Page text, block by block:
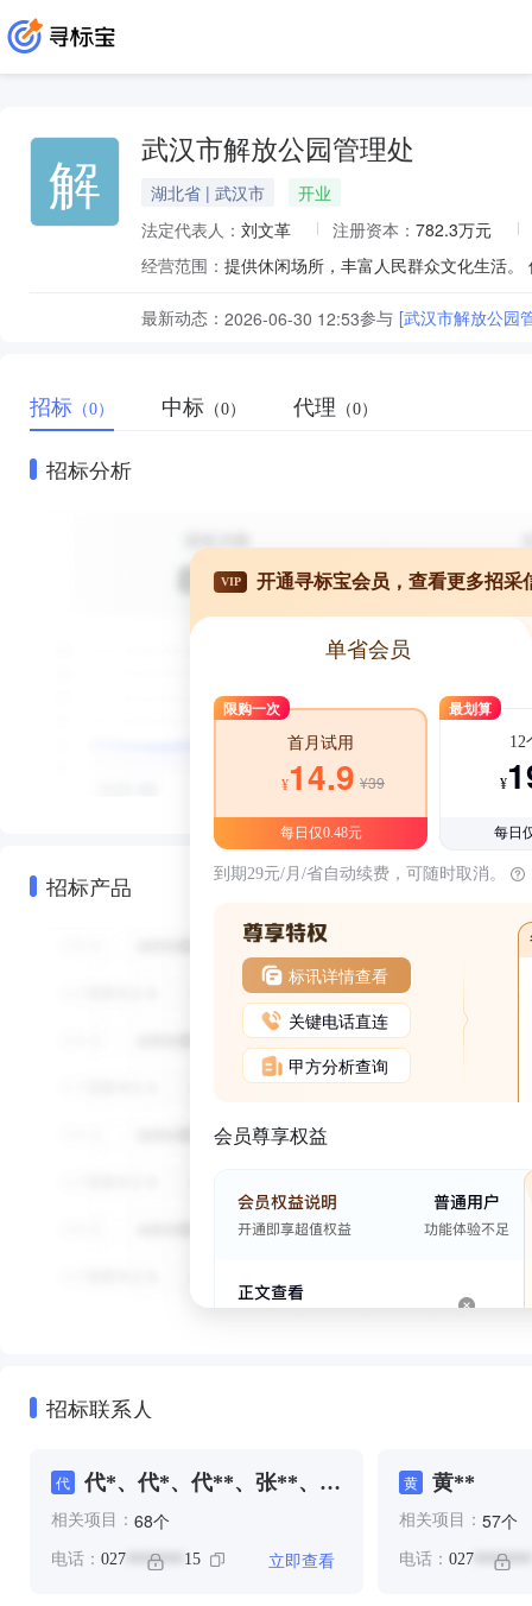
解 武汉市解放公园管理处
湖北省 | 武汉市
开业
法定代表人： 刘文革 注册资本： 782.3万元
经营范围： 提供休闲场所，丰富人民群众文化生活
最新动态： 2026-06-30 12:53参与 [武汉市解放公园
招标 （0） 中标 （0） 代理 （0）
招标分析
招标产品
VIP 开通寻标宝会员，查看更多招采
单省会员
限购一次
首月试用
¥14.9 ¥39
每日仅0.48元
最划算
12
¥
每日
到期29元/月/省自动续费，可随时取消。
标讯详情查看
关键电话直连
甲方分析查询
会员尊享权益
招标联系人
代
代*、代*、代**、张**、陈
相关项目： 68个
电话： 027 ******* 15 立即查看
黄 黄**
相关项目： 57个
电话： 027 *******